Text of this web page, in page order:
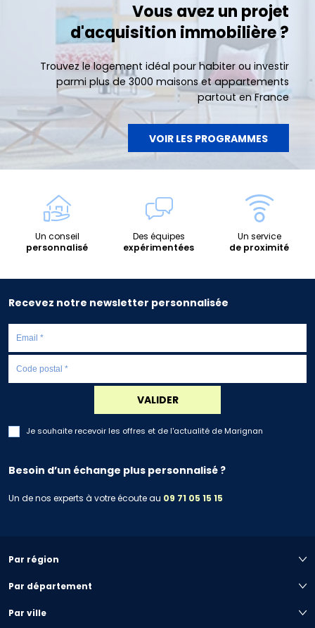
Vous avez un projet
d'acquisition immobilière ?
Trouvez le logement idéal pour habiter ou investir
parmi plus de 3000 maisons et appartements
partout en France
VOIR LES PROGRAMMES
Un conseil
personnalisé
Des équipes
expérimentées
Un service
de proximité
Recevez notre newsletter personnalisée
VALIDER
Je souhaite recevoir les offres et de l'actualité de Marignan
Besoin d’un échange plus personnalisé ?
Un de nos experts à votre écoute au 09 71 05 15 15
Par région
Par département
Par ville